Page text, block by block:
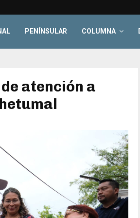
PENÍNSULAR COLUMNA
atención a